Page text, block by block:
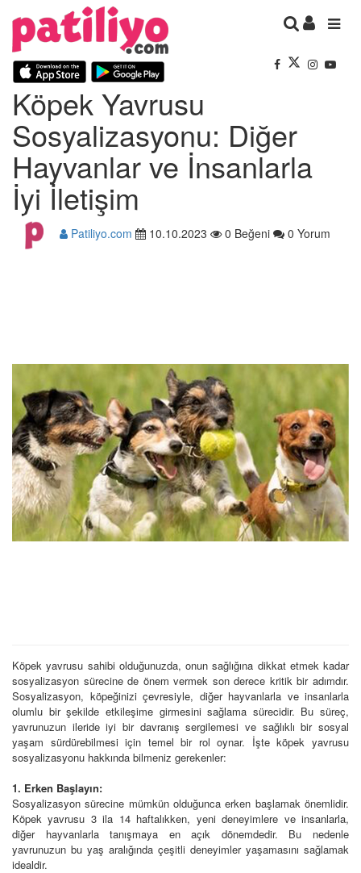
Köpek Yavrusu
Sosyalizasyonu: Diğer
Hayvanlar ve İnsanlarla
İyi İletişim
Patiliyo.com 10.10.2023 0 Beğeni 0 Yorum
Köpek yavrusu sahibi olduğunuzda, onun sağlığına dikkat etmek kadar
sosyalizasyon sürecine de önem vermek son derece kritik bir adımdır.
Sosyalizasyon, köpeğinizi çevresiyle, diğer hayvanlarla ve insanlarla
olumlu bir şekilde etkileşime girmesini sağlama sürecidir. Bu süreç,
yavrunuzun ileride iyi bir davranış sergilemesi ve sağlıklı bir sosyal
yaşam sürdürebilmesi için temel bir rol oynar. İşte köpek yavrusu
sosyalizasyonu hakkında bilmeniz gerekenler:
1. Erken Başlayın:
Sosyalizasyon sürecine mümkün olduğunca erken başlamak önemlidir.
Köpek yavrusu 3 ila 14 haftalıkken, yeni deneyimlere ve insanlarla,
diğer hayvanlarla tanışmaya en açık dönemdedir. Bu nedenle
yavrunuzun bu yaş aralığında çeşitli deneyimler yaşamasını sağlamak
idealdir.